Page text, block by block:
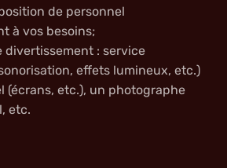
de personnel
à vos besoins;
divertissement : service
effets lumineux, etc.)
(écrans, etc.), un photographe
etc.